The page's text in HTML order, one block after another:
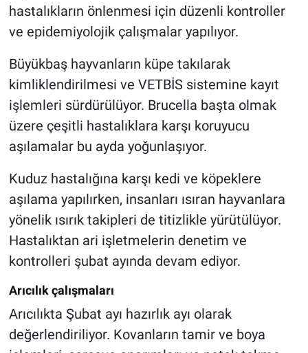
hastalıkların önlenmesi için düzenli kontroller
ve epidemiyolojik çalışmalar yapılıyor.
Büyükbaş hayvanların küpe takılarak
kimliklendirilmesi ve VETBİS sistemine kayıt
işlemleri sürdürülüyor. Brucella başta olmak
üzere çeşitli hastalıklara karşı koruyucu
aşılamalar bu ayda yoğunlaşıyor.
Kuduz hastalığına karşı kedi ve köpeklere
aşılama yapılırken, insanları ısıran hayvanlara
yönelik ısırık takipleri de titizlikle yürütülüyor.
Hastalıktan ari işletmelerin denetim ve
kontrolleri şubat ayında devam ediyor.
Arıcılık çalışmaları
Arıcılıkta Şubat ayı hazırlık ayı olarak
değerlendiriliyor. Kovanların tamir ve boya